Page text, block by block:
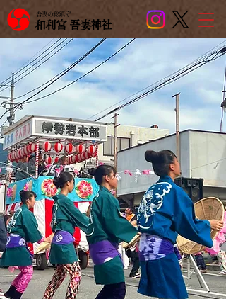
和利宮 吾妻神社
吾妻の総鎮守
和利宮
吾
妻
神
社